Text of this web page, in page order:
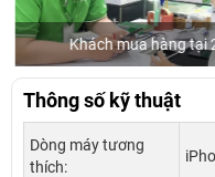
Khách mua hàng tại
Thông số kỹ thuật
Dòng máy tương
thích: